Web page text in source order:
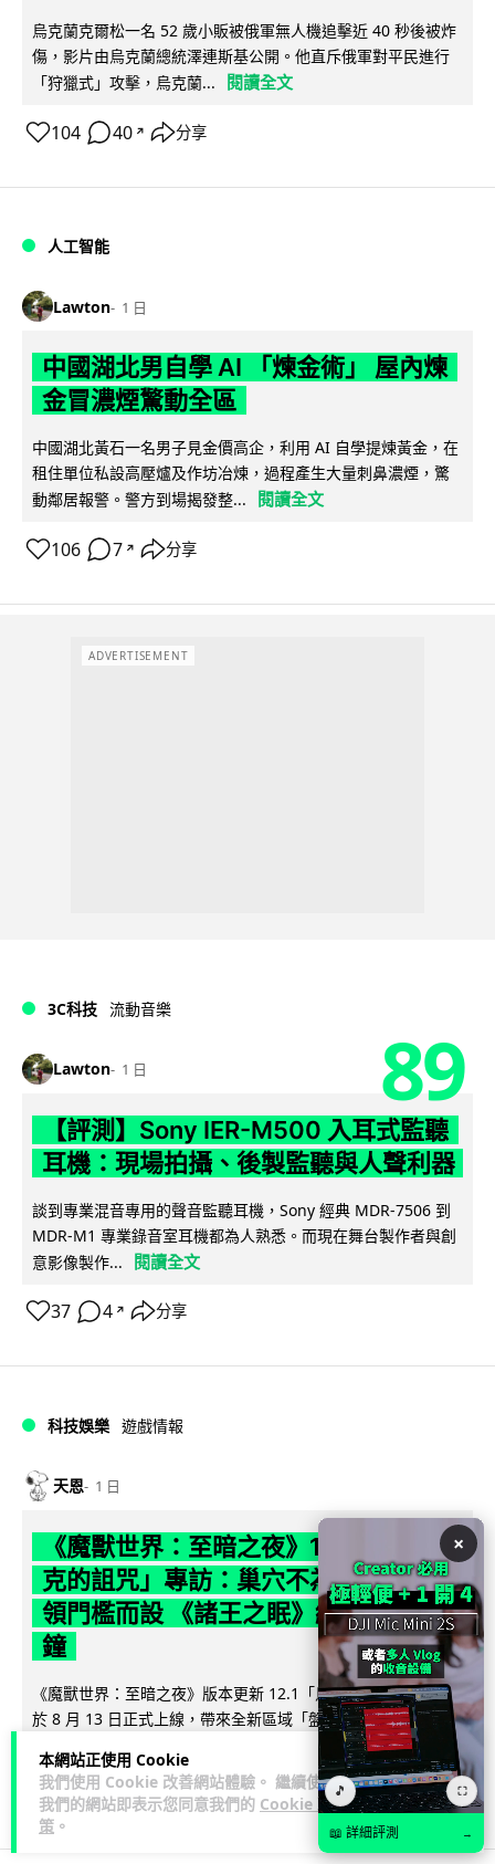
本網站正使用 Cookie
我們使用 Cookie 改善網站體驗。 繼續使用
我們的網站即表示您同意我們的 Cookie 政
策 。
烏克蘭克爾松一名 52 歲小販被俄軍無人機追擊近 40 秒後被炸
傷，影片由烏克蘭總統澤連斯基公開。他直斥俄軍對平民進行
「狩獵式」攻擊，烏克蘭...
閱讀全文
104 40 ↗ 分享
人工智能
Lawton 1 日
中國湖北男自學 AI 「煉金術」 屋內煉
金冒濃煙驚動全區
中國湖北黃石一名男子見金價高企，利用 AI 自學提煉黃金，在
租住單位私設高壓爐及作坊冶煉，過程產生大量刺鼻濃煙，驚
動鄰居報警。警方到場揭發整...
閱讀全文
106 7 ↗ 分享
ADVERTISEMENT
3C科技 流動音樂
Lawton 1 日 89
【評測】Sony IER-M500 入耳式監聽
耳機：現場拍攝、後製監聽與人聲利器
談到專業混音專用的聲音監聽耳機，Sony 經典 MDR-7506 到
MDR-M1 專業錄音室耳機都為人熟悉。而現在舞台製作者與創
意影像製作...
閱讀全文
37 4 ↗ 分享
科技娛樂 遊戲情報
天恩 1 日
《魔獸世界：至暗之夜》12.1 「烏拉特
克的詛咒」專訪：巢穴不為提高世界首
領門檻而設 《諸王之眠》縮短約 10 分
鐘
《魔獸世界：至暗之夜》版本更新 12.1「烏拉特克的詛咒」將
於 8 月 13 日正式上線，帶來全新區域「盤蛇島」、地城「毒牙
115 分享
×
🎵 ⛶
📖 詳細評測 →